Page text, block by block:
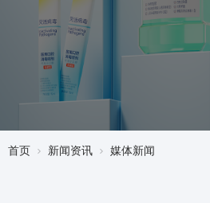
首页 新闻资讯 媒体新闻